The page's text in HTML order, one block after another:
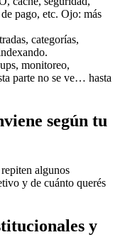
pago, etc. Ojo: más
categorías,
monitoreo,
parte no se ve… hasta
según tu
algunos
y de cuánto querés
y